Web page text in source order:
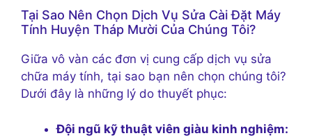
Tại Sao Nên Chọn Dịch Vụ Sửa Cài Đặt Máy
Tính Huyện Tháp Mười Của Chúng Tôi?
Giữa vô vàn các đơn vị cung cấp dịch vụ sửa
chữa máy tính, tại sao bạn nên chọn chúng tôi?
Dưới đây là những lý do thuyết phục:
Đội ngũ kỹ thuật viên giàu kinh nghiệm: